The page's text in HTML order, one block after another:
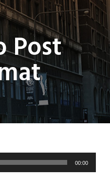
Post
Audiospeler 00:00